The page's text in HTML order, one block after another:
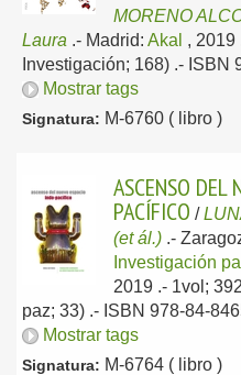
MORENO
Laura .- Madrid: Akal , 2019
Investigación; 168) .- ISBN
Mostrar tags
Signatura: M-6760 ( libro )
ASCENSO DEL
PACÍFICO /
(et ál.) .-
Investigación
2019 .- 1vol;
paz; 33) .- ISBN 978-84-
Mostrar tags
Signatura: M-6764 ( libro )